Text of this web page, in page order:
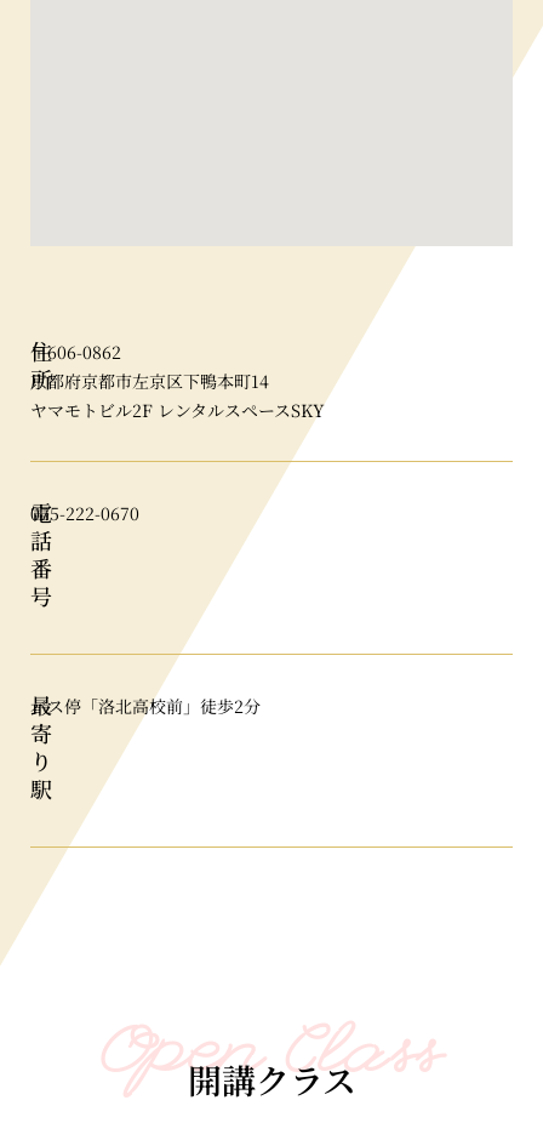
住
所
〒606-0862
京都府京都市左京区下鴨本町14
ヤマモトビル2F レンタルスペースSKY
電
話
番
号
075-222-0670
最
寄
り
駅
バス停「洛北高校前」徒歩2分
Open Class
開講クラス